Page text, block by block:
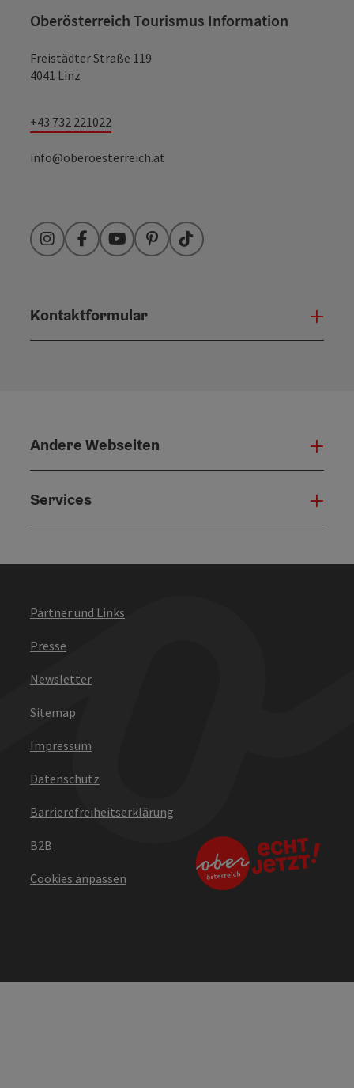
Oberösterreich Tourismus Information
Freistädter Straße 119
4041 Linz
+43 732 221022
info@oberoesterreich.at
InstagramFacebookYouTubePinterest
TikTok
Kontaktformular
Andere Webseiten
Services
Partner und Links
Presse
Newsletter
Sitemap
Impressum
Datenschutz
Barrierefreiheitserklärung
B2B
Cookies anpassen